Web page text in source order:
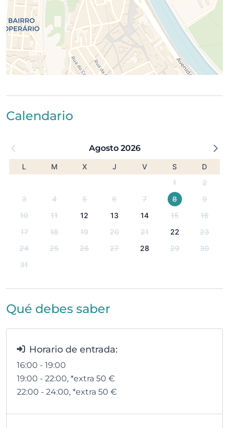
Calendario
Agosto 2026
L M X J V S
D
1
2
3
4 5 6 7 8
9
10
11 12 13 14 15
16
17
18 19 20 21 22
23
24
25 26 27 28 29
30
31
Qué debes saber
Horario de entrada:
16:00 - 19:00
19:00 - 22:00, *extra 50 €
22:00 - 24:00, *extra 50 €